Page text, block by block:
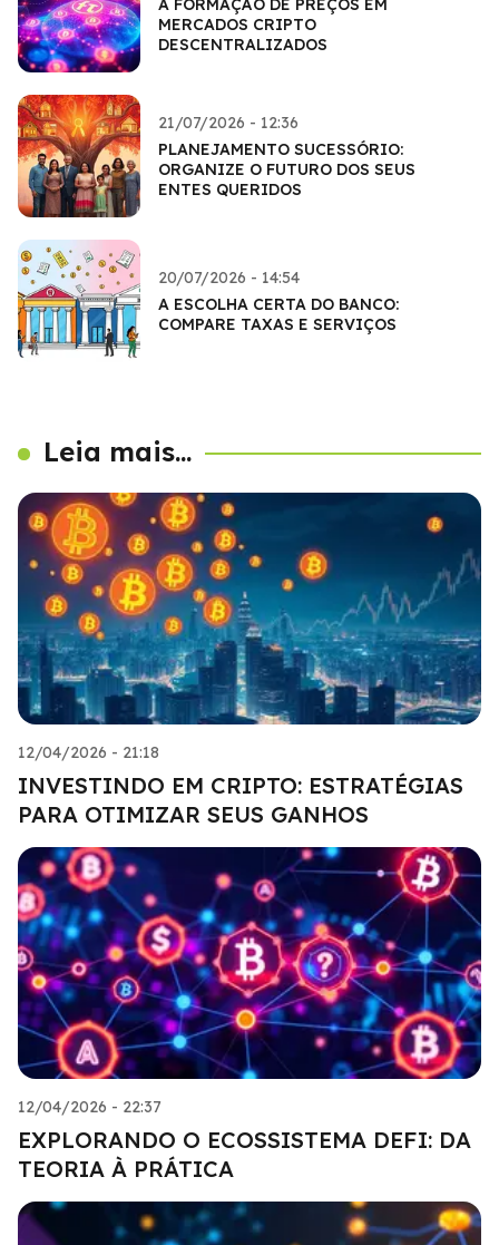
A FORMAÇÃO DE PREÇOS EM
MERCADOS CRIPTO
DESCENTRALIZADOS
21/07/2026 - 12:36
PLANEJAMENTO SUCESSÓRIO:
ORGANIZE O FUTURO DOS SEUS
ENTES QUERIDOS
20/07/2026 - 14:54
A ESCOLHA CERTA DO BANCO:
COMPARE TAXAS E SERVIÇOS
Leia mais...
12/04/2026 - 21:18
INVESTINDO EM CRIPTO: ESTRATÉGIAS
PARA OTIMIZAR SEUS GANHOS
12/04/2026 - 22:37
EXPLORANDO O ECOSSISTEMA DEFI: DA
TEORIA À PRÁTICA